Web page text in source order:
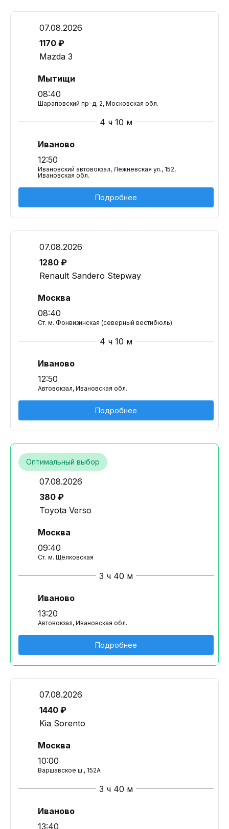
07.08.2026
1170 ₽
Mazda 3
Мытищи
08:40
Шараповский пр-д, 2, Московская обл.
4 ч 10 м
Иваново
12:50
Ивановский автовокзал, Лежневская ул., 152,
Ивановская обл.
Подробнее
07.08.2026
1280 ₽
Renault Sandero Stepway
Москва
08:40
Ст. м. Фонвизинская (северный вестибюль)
4 ч 10 м
Иваново
12:50
Автовокзал, Ивановская обл.
Подробнее
Оптимальный выбор
07.08.2026
380 ₽
Toyota Verso
Москва
09:40
Ст. м. Щёлковская
3 ч 40 м
Иваново
13:20
Автовокзал, Ивановская обл.
Подробнее
07.08.2026
1440 ₽
Kia Sorento
Москва
10:00
Варшавское ш., 152А
3 ч 40 м
Иваново
13:40